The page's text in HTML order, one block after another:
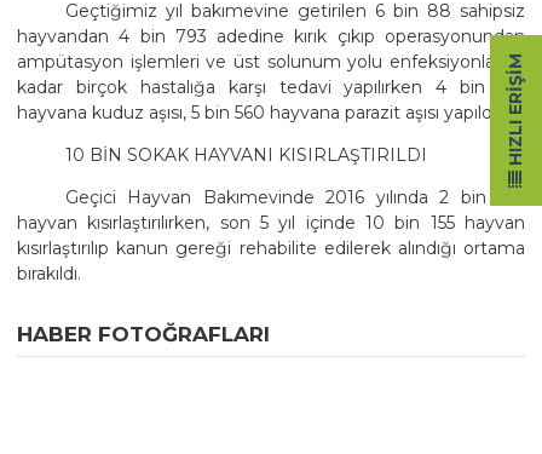
Geçtiğimiz yıl bakımevine getirilen 6 bin 88 sahipsiz
hayvandan 4 bin 793 adedine kırık çıkıp operasyonundan
ampütasyon işlemleri ve üst solunum yolu enfeksiyonlarına
kadar birçok hastalığa karşı tedavi yapılırken 4 bin 451
hayvana kuduz aşısı, 5 bin 560 hayvana parazit aşısı yapıldı.
10 BİN SOKAK HAYVANI KISIRLAŞTIRILDI
Geçici Hayvan Bakımevinde 2016 yılında 2 bin 510
hayvan kısırlaştırılırken, son 5 yıl içinde 10 bin 155 hayvan
kısırlaştırılıp kanun gereği rehabilite edilerek alındığı ortama
bırakıldı.
HABER FOTOĞRAFLARI
HIZLI ERIŞIM